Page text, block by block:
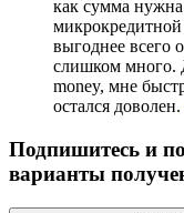
как сумма
микрокредитной
выгоднее всего
слишком много.
money, мне
остался доволен.
Подпишитесь и
варианты